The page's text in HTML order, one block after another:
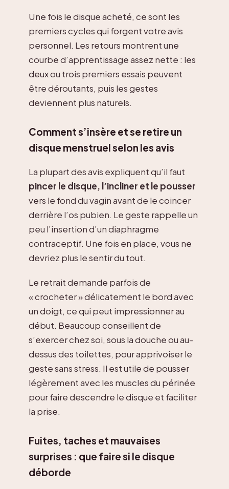
Une fois le disque acheté, ce sont les
premiers cycles qui forgent votre avis
personnel. Les retours montrent une
courbe d’apprentissage assez nette : les
deux ou trois premiers essais peuvent
être déroutants, puis les gestes
deviennent plus naturels.
Comment s’insère et se retire un
disque menstruel selon les avis
La plupart des avis expliquent qu’il faut
pincer le disque, l’incliner et le pousser
vers le fond du vagin avant de le coincer
derrière l’os pubien. Le geste rappelle un
peu l’insertion d’un diaphragme
contraceptif. Une fois en place, vous ne
devriez plus le sentir du tout.
Le retrait demande parfois de
« crocheter » délicatement le bord avec
un doigt, ce qui peut impressionner au
début. Beaucoup conseillent de
s’exercer chez soi, sous la douche ou au-
dessus des toilettes, pour apprivoiser le
geste sans stress. Il est utile de pousser
légèrement avec les muscles du périnée
pour faire descendre le disque et faciliter
la prise.
Fuites, taches et mauvaises
surprises : que faire si le disque
déborde